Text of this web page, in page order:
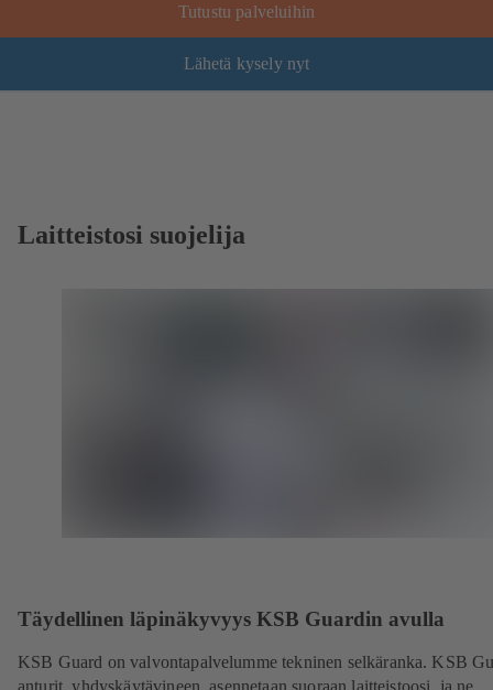
Tutustu palveluihin
Lähetä kysely nyt
Laitteistosi suojelija
Täydellinen läpinäkyvyys KSB Guardin avulla
KSB Guard on valvontapalvelumme tekninen selkäranka. KSB